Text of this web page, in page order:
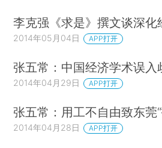
李克强《求是》撰文谈深化
2014年05月04日 APP打开
张五常：中国经济学术误入
2014年04月29日 APP打开
张五常：用工不自由致东莞
2014年04月28日 APP打开